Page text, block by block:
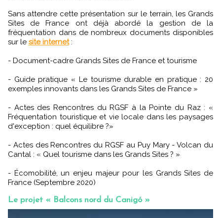
Sans attendre cette présentation sur le terrain, les Grands
Sites de France ont déjà abordé la gestion de la
fréquentation dans de nombreux documents disponibles
sur le site internet:
- Document-cadre Grands Sites de France et tourisme
- Guide pratique « Le tourisme durable en pratique : 20
exemples innovants dans les Grands Sites de France »
- Actes des Rencontres du RGSF à la Pointe du Raz : «
Fréquentation touristique et vie locale dans les paysages
d'exception : quel équilibre ?»
- Actes des Rencontres du RGSF au Puy Mary - Volcan du
Cantal : « Quel tourisme dans les Grands Sites ? »
- Écomobilité, un enjeu majeur pour les Grands Sites de
France (Septembre 2020)
Le projet « Balcons nord du Canigó »